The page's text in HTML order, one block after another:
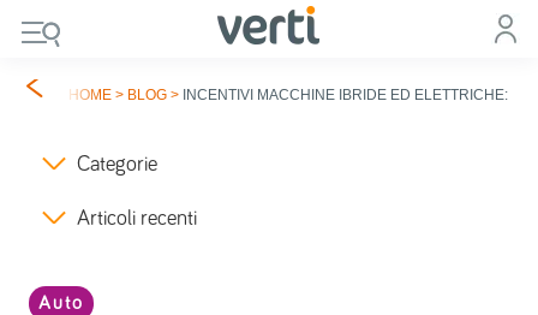
HOME > BLOG > INCENTIVI MACCHINE IBRIDE ED ELETTRICHE:
Categorie
Articoli recenti
Auto